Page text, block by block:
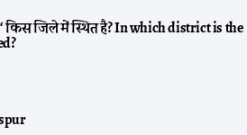
“ किस जिले में स्थित है? In which district is the